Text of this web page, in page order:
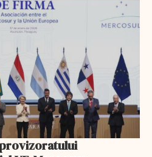
provizoratului